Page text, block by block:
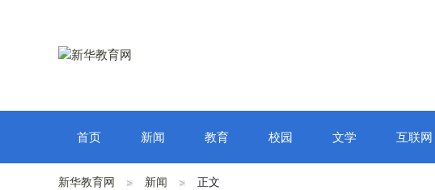
首页 新闻 教育 校园 文学 互联网
新华教育网 新闻 正文